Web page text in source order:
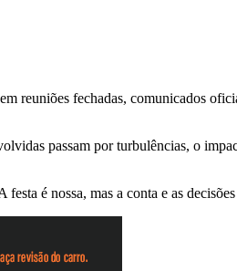
reuniões fechadas, comunicados
passam por turbulências, o
é nossa, mas a conta e as